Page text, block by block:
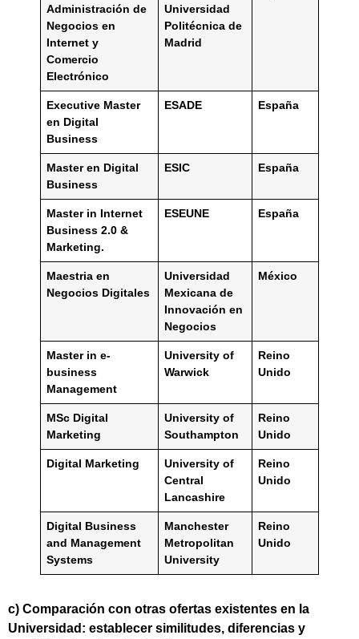
Administración de
Negocios en
Internet y
Comercio
Electrónico
Universidad
Politécnica de
Madrid
Executive Master
en Digital
Business
ESADE España
Master en Digital
Business
ESIC España
Master in Internet
Business 2.0 &
Marketing.
ESEUNE España
Maestria en
Negocios Digitales
Universidad
Mexicana de
Innovación en
Negocios
México
Master in e-
business
Management
University of
Warwick
Reino
Unido
MSc Digital
Marketing
University of
Southampton
Reino
Unido
Digital Marketing
University of
Central
Lancashire
Reino
Unido
Digital Business
and Management
Systems
Manchester
Metropolitan
University
Reino
Unido
c) Comparación con otras ofertas existentes en la
Universidad: establecer similitudes, diferencias y